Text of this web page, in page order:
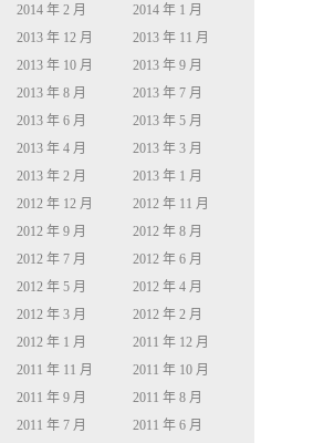
2014 年 2 月
2014 年 1 月
2013 年 12 月
2013 年 11 月
2013 年 10 月
2013 年 9 月
2013 年 8 月
2013 年 7 月
2013 年 6 月
2013 年 5 月
2013 年 4 月
2013 年 3 月
2013 年 2 月
2013 年 1 月
2012 年 12 月
2012 年 11 月
2012 年 9 月
2012 年 8 月
2012 年 7 月
2012 年 6 月
2012 年 5 月
2012 年 4 月
2012 年 3 月
2012 年 2 月
2012 年 1 月
2011 年 12 月
2011 年 11 月
2011 年 10 月
2011 年 9 月
2011 年 8 月
2011 年 7 月
2011 年 6 月